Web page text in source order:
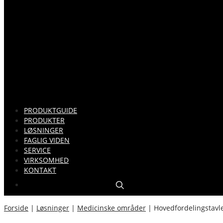
PRODUKTGUIDE
PRODUKTER
LØSNINGER
FAGLIG VIDEN
SERVICE
VIRKSOMHED
KONTAKT
Forside | Løsninger | Medicinske områder |